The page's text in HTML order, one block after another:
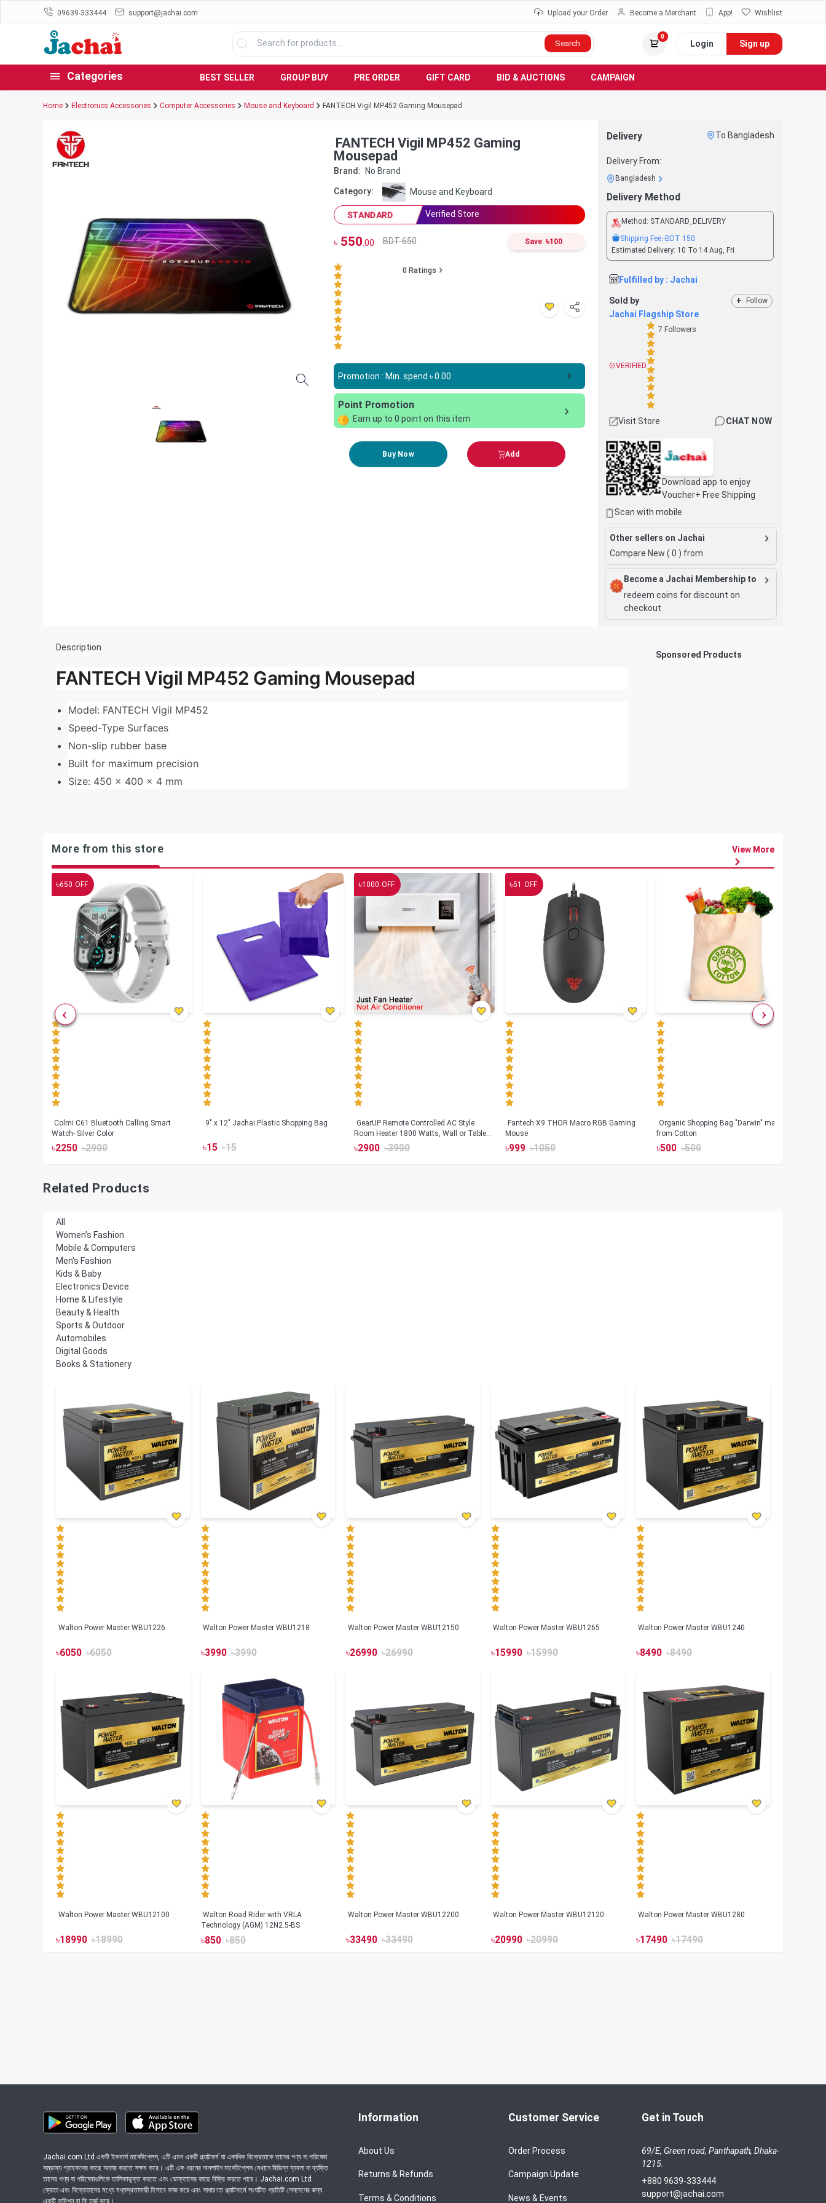
09639-333444 support@jachai.com Upload your Order Become a Merchant App! Wishlist
Search
0
Login Sign up
Categories BEST SELLER GROUP BUY PRE ORDER GIFT CARD BID & AUCTIONS CAMPAIGN
Home Electronics Accessories Computer Accessories Mouse and Keyboard FANTECH Vigil MP452 Gaming Mousepad
FANTECH Vigil MP452 Gaming
Mousepad
Brand: No Brand
Category: Mouse and Keyboard
STANDARD Verified Store
৳550 .00 BDT 650 Save ৳100
0 Ratings
Promotion : Min. spend ৳0.00
Point Promotion
Earn up to 0 point on this item
Buy Now Add
Delivery To Bangladesh
Delivery From:
Bangladesh
Delivery Method
Method: STANDARD_DELIVERY
Shipping Fee:-BDT 150
Estimated Delivery: 10 To 14 Aug, Fri
Fulfilled by : Jachai
Sold by + Follow
Jachai Flagship Store
VERIFIED
7 Followers
Visit Store CHAT NOW
Download app to enjoy
Voucher+ Free Shipping
Scan with mobile
Other sellers on Jachai
Compare New ( 0 ) from
Become a Jachai Membership to
redeem coins for discount on
checkout
Description
FANTECH Vigil MP452 Gaming Mousepad
Model: FANTECH Vigil MP452
Speed-Type Surfaces
Non-slip rubber base
Built for maximum precision
Size: 450 x 400 x 4 mm
Sponsored Products
More from this store View More
৳650 OFF
Colmi C61 Bluetooth Calling Smart
Watch- Silver Color
৳2250 ৳2900
9" x 12" Jachai Plastic Shopping Bag
৳15 ৳15
৳1000 OFF
GearUP Remote Controlled AC Style
Room Heater 1800 Watts, Wall or Table
Mount
৳2900 ৳3900
৳51 OFF
Fantech X9 THOR Macro RGB Gaming
Mouse
৳999 ৳1050
Organic Shopping Bag "Darwin" made
from Cotton
৳500 ৳500
Related Products
All
Women's Fashion
Mobile & Computers
Men's Fashion
Kids & Baby
Electronics Device
Home & Lifestyle
Beauty & Health
Sports & Outdoor
Automobiles
Digital Goods
Books & Stationery
Walton Power Master WBU1226
৳6050 ৳6050
Walton Power Master WBU1218
৳3990 ৳3990
Walton Power Master WBU12150
৳26990 ৳26990
Walton Power Master WBU1265
৳15990 ৳15990
Walton Power Master WBU1240
৳8490 ৳8490
Walton Power Master WBU12100
৳18990 ৳18990
Walton Road Rider with VRLA
Technology (AGM) 12N2.5-BS
৳850 ৳850
Walton Power Master WBU12200
৳33490 ৳33490
Walton Power Master WBU12120
৳20990 ৳20990
Walton Power Master WBU1280
৳17490 ৳17490
Jachai.com Ltd একটি ইকমার্স মার্কেটপ্লেস, এটি এমন একটি প্ল্যাটফর্ম যা একাধিক বিক্রেতাকে তাদের পণ্য বা পরিষেবা
সম্ভাব্য গ্রাহকদের কাছে অফার করতে সক্ষম করে। এটি এক ধরনের অনলাইন মার্কেটপ্লেস যেখানে বিভিন্ন ব্যবসা বা ব্যক্তি
তাদের পণ্য বা পরিষেবাগুলিকে তালিকাভুক্ত করতে এবং ভোক্তাদের কাছে বিক্রি করতে পারে। Jachai.com Ltd
ক্রেতা এবং বিক্রেতাদের মধ্যে মধ্যস্থতাকারী হিসাবে কাজ করে এবং সাধারণত প্ল্যাটফর্মে সংঘটিত প্রতিটি লেনদেনের জন্য
একটি কমিশন বা ফি চার্জ করে।
Information
About Us
Returns & Refunds
Terms & Conditions
Customer Service
Order Process
Campaign Update
News & Events
Get in Touch
69/E, Green road, Panthapath, Dhaka-
1215.
+880 9639-333444
support@jachai.com